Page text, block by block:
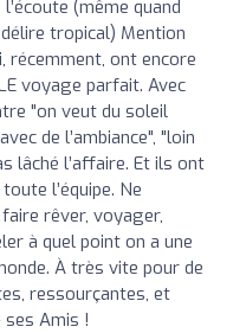
(même quand
tropical) Mention
récemment, ont encore
voyage parfait. Avec
"on veut du soleil
de l’ambiance", "loin
lâché l’affaire. Et ils ont
l’équipe. Ne
rêver, voyager,
à quel point on a une
À très vite pour de
ressourçantes, et
Amis !